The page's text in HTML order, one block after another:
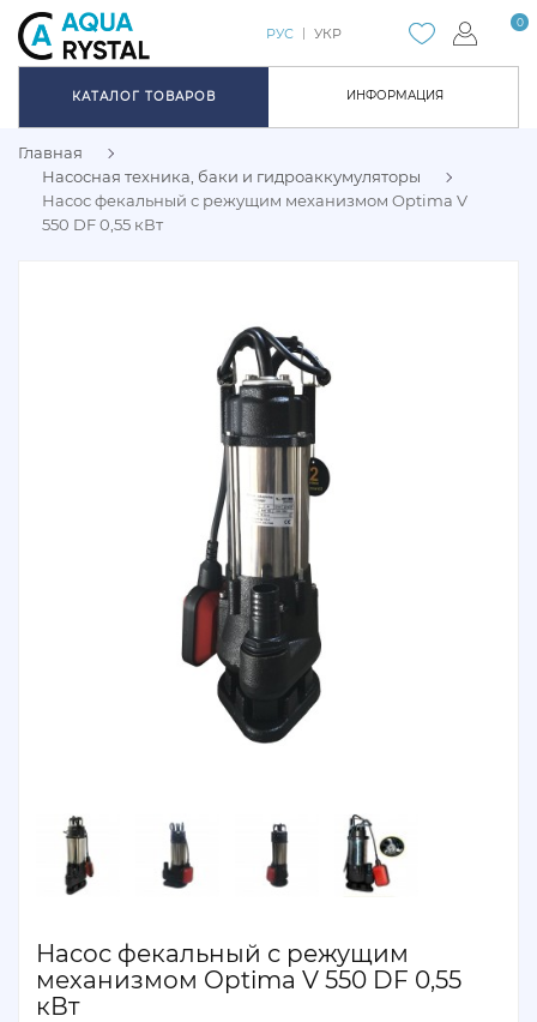
ИНФОРМАЦИЯ
0
РУС УКР
КАТАЛОГ ТОВАРОВ
Главная
Насосная техника, баки и гидроаккумуляторы
Насос фекальный с режущим механизмом Optima V
550 DF 0,55 кВт
Насос фекальный с режущим
механизмом Optima V 550 DF 0,55
кВт